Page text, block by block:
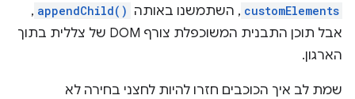
customElements , השתמשנו באותה appendChild()
,
אבל תוכן התבנית המשוכפלת צורף DOM של צללית בתוך
הארגון.
שמת לב איך הכוכבים חזרו להיות לחצני בחירה לא